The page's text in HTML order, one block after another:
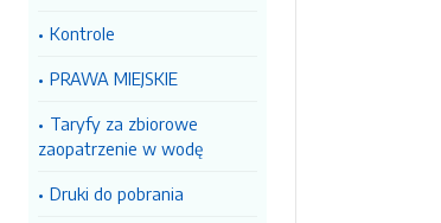
Kontrole
PRAWA MIEJSKIE
Taryfy za zbiorowe
zaopatrzenie w wodę
Druki do pobrania